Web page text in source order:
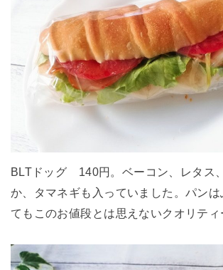
BLTドッグ 140円。ベーコン、レタス
か、タマネギも入っていました。パンは
てもこのお値段とは思えないクオリティ